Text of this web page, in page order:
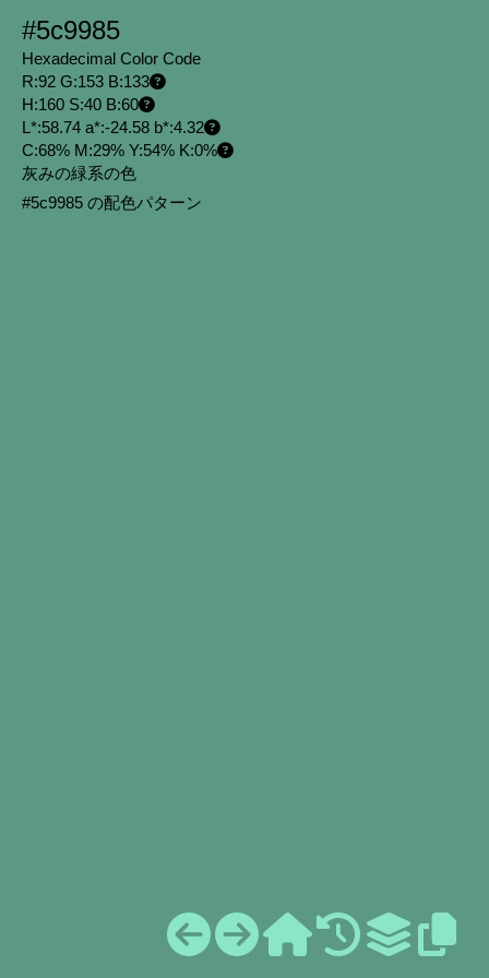
#5c9985
Hexadecimal Color Code
R:92 G:153 B:133
H:160 S:40 B:60
L*:58.74 a*:-24.58 b*:4.32
C:68% M:29% Y:54% K:0%
灰みの緑系の色
#5c9985 の配色パターン